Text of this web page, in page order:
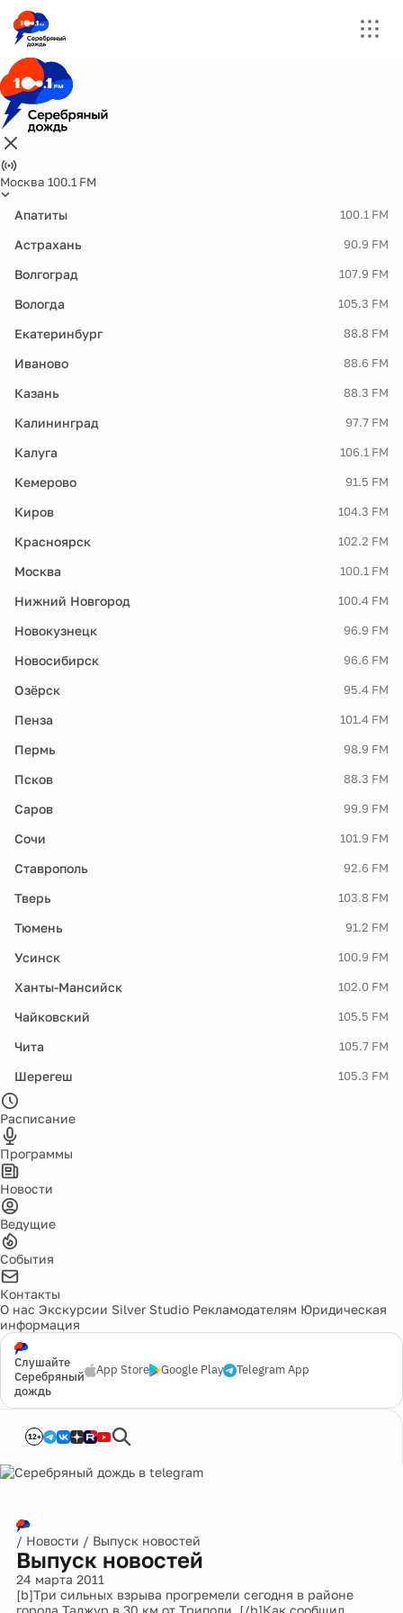
Москва 100.1 FM
Апатиты 100.1 FM
Астрахань 90.9 FM
Волгоград 107.9 FM
Вологда 105.3 FM
Екатеринбург 88.8 FM
Иваново 88.6 FM
Казань 88.3 FM
Калининград 97.7 FM
Калуга 106.1 FM
Кемерово 91.5 FM
Киров 104.3 FM
Красноярск 102.2 FM
Москва 100.1 FM
Нижний Новгород 100.4 FM
Новокузнецк 96.9 FM
Новосибирск 96.6 FM
Озёрск 95.4 FM
Пенза 101.4 FM
Пермь 98.9 FM
Псков 88.3 FM
Саров 99.9 FM
Сочи 101.9 FM
Ставрополь 92.6 FM
Тверь 103.8 FM
Тюмень 91.2 FM
Усинск 100.9 FM
Ханты-Мансийск 102.0 FM
Чайковский 105.5 FM
Чита 105.7 FM
Шерегеш 105.3 FM
Расписание
Программы
Новости
Ведущие
События
Контакты
О нас Экскурсии Silver Studio Рекламодателям Юридическая
информация
Слушайте
Серебряный
дождь
App Store Google Play Telegram App
12+
/ Новости / Выпуск новостей
Выпуск новостей
24 марта 2011
[b]Три сильных взрыва прогремели сегодня в районе